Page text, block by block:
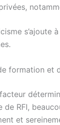
s’ajoute
formation et
de RFI,
et